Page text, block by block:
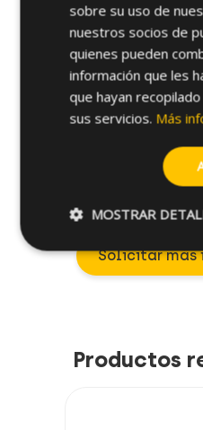
9ZG530BTSB 6.4
9ZG545BTSB 6.4
9ZG560BTSB 6.4
¿Tienes alguna
Solicitar más
Productos
sobre su uso de
nuestros socios de
quienes pueden
información que les
que hayan
sus servicios. Más
MOSTRAR